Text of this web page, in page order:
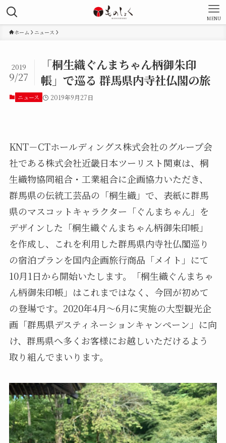
MENU
ホーム ニュース
「桐生織ぐんまちゃん柄御朱印
帳」で巡る 群馬県内寺社仏閣の旅
2019
9/27
ニュース 2019年9月27日
KNT－CTホールディングス株式会社のグループ会
社である株式会社近畿日本ツーリスト関東は、桐
生織物協同組合・工業組合に企画協力いただき、
群馬県の伝統工芸品の「桐生織」で、表紙に群馬
県のマスコットキャラクター「ぐんまちゃん」を
デザインした「桐生織ぐんまちゃん柄御朱印帳」
を作成し、これを利用した群馬県内寺社仏閣巡り
の宿泊プランを国内企画旅行商品「メイト」にて
10月1日から開始いたします。「桐生織ぐんまちゃ
ん柄御朱印帳」はこれまではなく、今回が初めて
の登場です。2020年4月～6月に実施の大型観光企
画「群馬県デスティネーションキャンペーン」に向
け、群馬県へ多くお客様にお越しいただけるよう
取り組んでまいります。